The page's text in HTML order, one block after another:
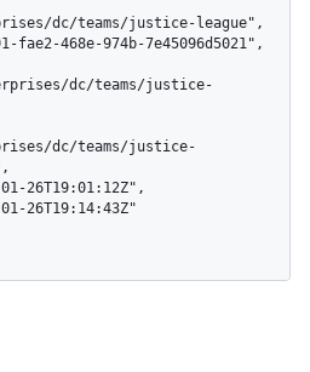
dc/teams/justice-league",
dc/teams/justice-
dc/teams/justice-